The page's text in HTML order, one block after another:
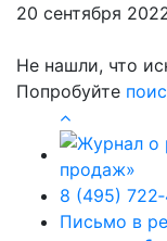
20 сентября
Не нашли, что
Попробуйте
8 (495)
Письмо в